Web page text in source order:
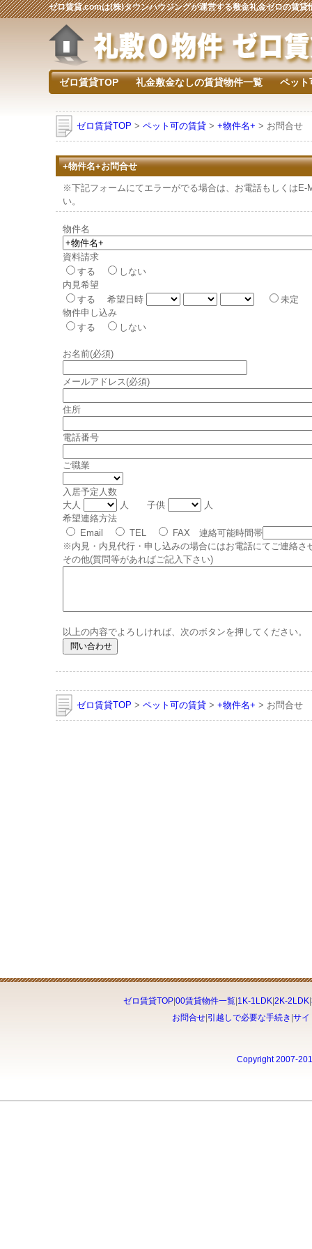
ゼロ賃貸.comは(株)タウンハウジングが運営する敷金礼金ゼロの賃貸
ゼロ賃貸TOP 礼金敷金なしの賃貸物件一覧 ペット
ゼロ賃貸TOP > ペット可の賃貸 > +物件名+ > お問合せ
+物件名+お問合せ
※下記フォームにてエラーがでる場合は、お電話もしくはE-
い。
物件名
資料請求
する
しない
内見希望
する 希望日時
未定
物件申し込み
する
しない
お名前(必須)
メールアドレス(必須)
住所
電話番号
ご職業
入居予定人数
大人
人 子供
人
希望連絡方法
Email
TEL
FAX 連絡可能時間帯
※内見・内見代行・申し込みの場合にはお電話にてご連絡さ
その他(質問等があればご記入下さい)
以上の内容でよろしければ、次のボタンを押してください。
ゼロ賃貸TOP > ペット可の賃貸 > +物件名+ > お問合せ
ゼロ賃貸TOP| 00賃貸物件一覧| 1K-1LDK| 2K-2LDK|
お問合せ 引越しで必要な手続き サイ
Copyright 2007-